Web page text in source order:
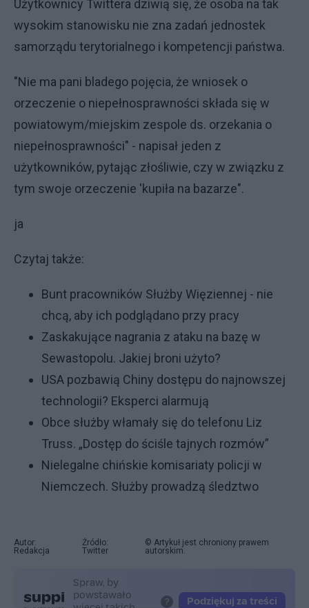
Użytkownicy Twittera dziwią się, że osoba na tak
wysokim stanowisku nie zna zadań jednostek
samorządu terytorialnego i kompetencji państwa.
"Nie ma pani bladego pojęcia, że wniosek o
orzeczenie o niepełnosprawności składa się w
powiatowym/miejskim zespole ds. orzekania o
niepełnosprawności" - napisał jeden z
użytkowników, pytając złośliwie, czy w związku z
tym swoje orzeczenie 'kupiła na bazarze".
ja
Czytaj także:
Bunt pracowników Służby Więziennej - nie
chcą, aby ich podglądano przy pracy
Zaskakujące nagrania z ataku na bazę w
Sewastopolu. Jakiej broni użyto?
USA pozbawią Chiny dostępu do najnowszej
technologii? Eksperci alarmują
Obce służby włamały się do telefonu Liz
Truss. „Dostęp do ściśle tajnych rozmów”
Nielegalne chińskie komisariaty policji w
Niemczech. Służby prowadzą śledztwo
Autor:
Redakcja
Źródło:
Twitter
© Artykuł jest chroniony prawem
autorskim.